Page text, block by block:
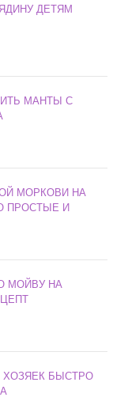
ДЕТЯМ
МАНТЫ С
МОРКОВИ НА
ПРОСТЫЕ И
МОЙВУ НА
БЫСТРО